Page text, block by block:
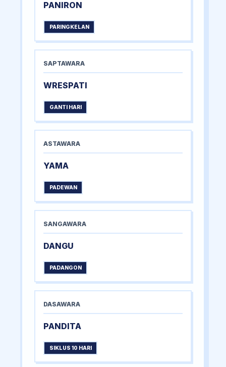
PANIRON
PARINGKELAN
SAPTAWARA
WRESPATI
GANTI HARI
ASTAWARA
YAMA
PADEWAN
SANGAWARA
DANGU
PADANGON
DASAWARA
PANDITA
SIKLUS 10 HARI